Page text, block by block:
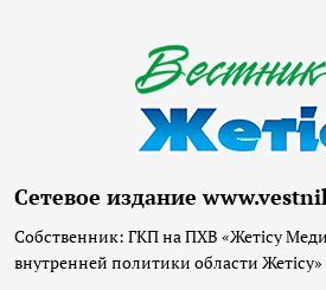
Сетевое издание
Собственник: ГКП на ПХВ «Жетісу
внутренней политики области Жетісу»